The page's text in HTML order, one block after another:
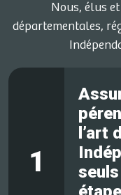
Nous, élus
départementales,
1
l’art